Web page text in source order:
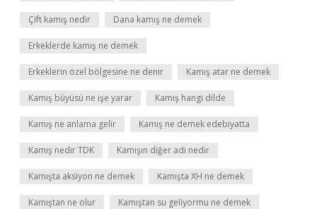
Çift kamış nedir Dana kamış ne demek
Erkeklerde kamış ne demek
Erkeklerin özel bölgesine ne denir Kamış atar ne demek
Kamış büyüsü ne işe yarar Kamış hangi dilde
Kamış ne anlama gelir Kamış ne demek edebiyatta
Kamış nedir TDK Kamışın diğer adı nedir
Kamışta aksiyon ne demek Kamışta XH ne demek
Kamıştan ne olur Kamıştan su geliyormu ne demek